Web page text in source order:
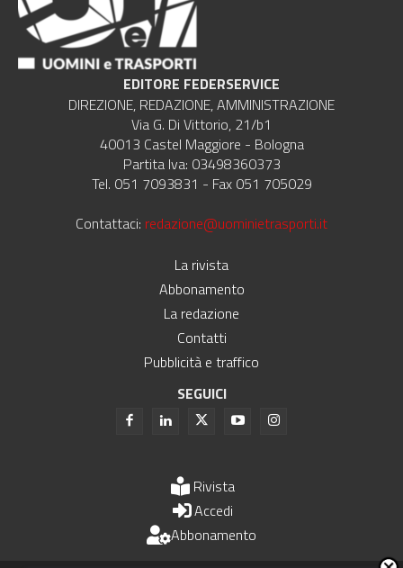
EDITORE FEDERSERVICE
DIREZIONE, REDAZIONE, AMMINISTRAZIONE
Via G. Di Vittorio, 21/b1
40013 Castel Maggiore - Bologna
Partita Iva: 03498360373
Tel. 051 7093831 - Fax 051 705029
Contattaci: redazione@uominietrasporti.it
La rivista
Abbonamento
La redazione
Contatti
Pubblicità e traffico
SEGUICI
Rivista
Accedi
Abbonamento